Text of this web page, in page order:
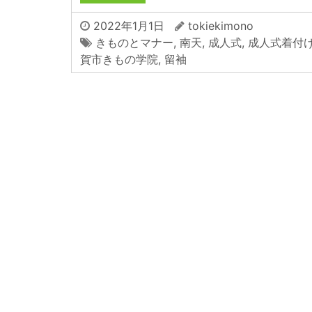
2022年1月1日
tokiekimono
きものとマナー, 南天, 成人式, 成人式着付
賀市きもの学院, 留袖